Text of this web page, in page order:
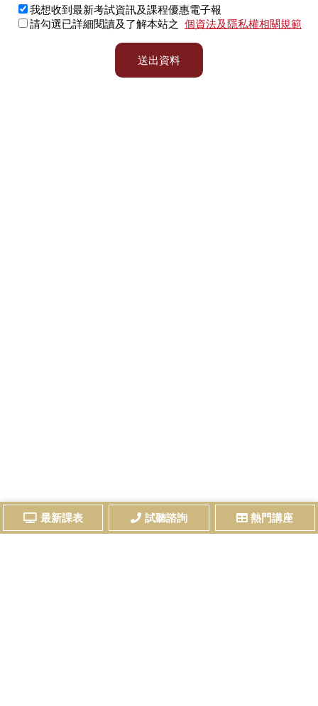
最新課表 試聽諮詢 熱門講座
我想收到最新考試資訊及課程優惠電子報
請勾選已詳細閱讀及了解本站之 個資法及隱私權相關規範
送出資料